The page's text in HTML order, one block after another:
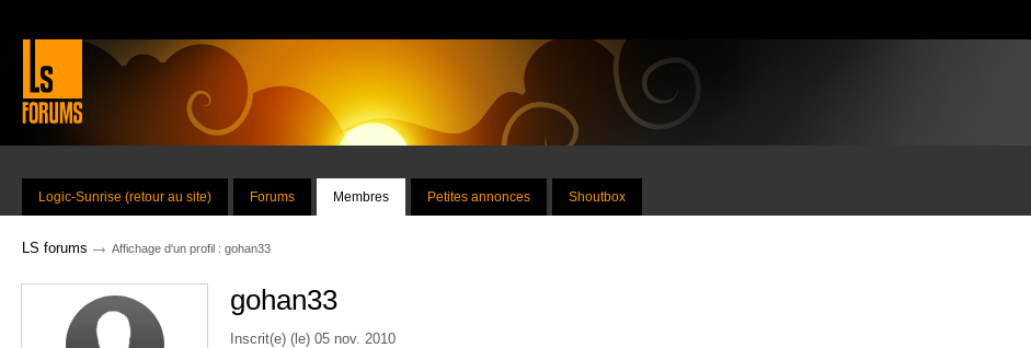
Logic-Sunrise (retour au site) Forums Membres Petites annonces Shoutbox
LS forums → Affichage d'un profil : gohan33
gohan33
Inscrit(e) (le) 05 nov. 2010